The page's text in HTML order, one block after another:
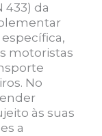
433) da
motoristas
No
às suas
a